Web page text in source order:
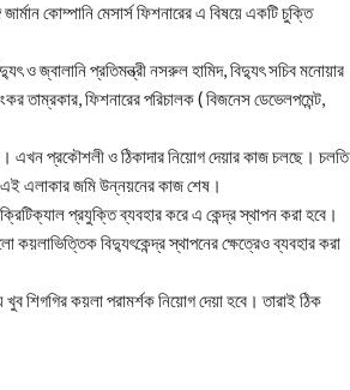
কোম্পানি মেসার্স ফিশনারের এ বিষয়ে একটি চুক্তি
ও জ্বালানি প্রতিমন্ত্রী নসরুল হামিদ, বিদ্যুৎ সচিব মনোয়ার
তাম্রকার, ফিশনারের পরিচালক ( বিজনেস ডেভেলপমেন্ট,
এখন প্রকৌশলী ও ঠিকাদার নিয়োগ দেয়ার কাজ চলছে। চলতি
এই এলাকার জমি উন্নয়নের কাজ শেষ।
ক্রিটিক্যাল প্রযুক্তি ব্যবহার করে এ কেন্দ্র স্থাপন করা হবে।
বিদ্যুৎকেন্দ্র স্থাপনের ক্ষেত্রেও ব্যবহার করা
শিগগির কয়লা পরামর্শক নিয়োগ দেয়া হবে। তারাই ঠিক